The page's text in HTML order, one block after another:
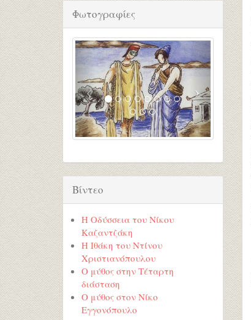
Φωτογραφίες
Βίντεο
Η Οδύσσεια του Νίκου
Καζαντζάκη
Η Ιθάκη του Ντίνου
Χριστιανόπουλου
Ο μύθος στην Τέταρτη
διάσταση
Ο μύθος στον Νίκο
Εγγονόπουλο